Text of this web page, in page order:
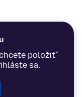
položiť
sa.